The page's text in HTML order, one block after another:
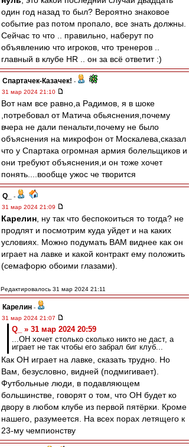
один год назад то был? Вероятно знаковое
событие раз потом пропало, все знать должны.
Сейчас то что .. правильно, наберут по
объявлению что игроков, что тренеров ..
главный в клубе HR .. он за всё ответит :)
Спартачек-Казачек! -
31 мар 2024 21:10
Вот нам все равно,а Радимов, я в шоке
,потребовал от Матича обьяснения,почему
вчера не дали пенальти,почему не было
объяснения на микрофон от Москалева,сказал
что у Спартака огромная армия болельщиков и
они требуют объяснения,и он тоже хочет
понять....вообще ужос че творится
Q_
-
31 мар 2024 21:09
Карелин , ну так что беспокоиться то тогда? не
продлят и посмотрим куда уйдет и на каких
условиях. Можно подумать ВАМ виднее как он
играет на лавке и какой контракт ему положить
(семафорю обоими глазами).
Редактировалось 31 мар 2024 21:11
Карелин -
31 мар 2024 21:07
Q_ » 31 мар 2024 20:59
...ОН хочет столько сколько никто не даст, а
играет не так чтобы его забрал биг клуб...
Как ОН играет на лавке, сказать трудно. Но
Вам, безусловно, видней (подмигивает).
Футбольные люди, в подавляющем
большинстве, говорят о том, что ОН будет ко
двору в любом клубе из первой пятёрки. Кроме
нашего, разумеется. На всех порах летящего к
23-му чемпионству